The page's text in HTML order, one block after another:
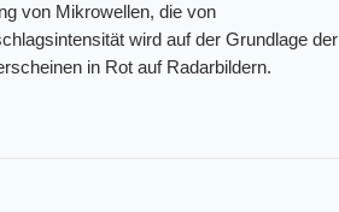
von Mikrowellen, die von
wird auf der Grundlage der
in Rot auf Radarbildern.